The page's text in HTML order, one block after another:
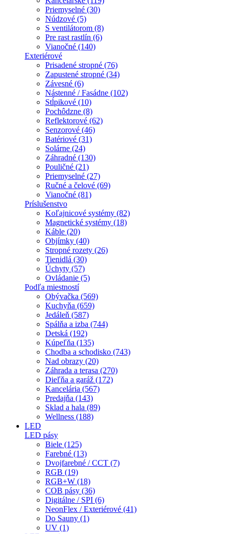
Priemyselné (30)
Núdzové (5)
S ventilátorom (8)
Pre rast rastlín (6)
Vianočné (140)
Exteriérové
Prisadené stropné (76)
Zapustené stropné (34)
Závesné (6)
Nástenné / Fasádne (102)
Stĺpikové (10)
Pochôdzne (8)
Reflektorové (62)
Senzorové (46)
Batériové (31)
Solárne (24)
Záhradné (130)
Pouličné (21)
Priemyselné (27)
Ručné a čelové (69)
Vianočné (81)
Príslušenstvo
Koľajnicové systémy (82)
Magnetické systémy (18)
Káble (20)
Objímky (40)
Stropné rozety (26)
Tienidlá (30)
Úchyty (57)
Ovládanie (5)
Podľa miestností
Obývačka (569)
Kuchyňa (659)
Jedáleň (587)
Spálňa a izba (744)
Detská (192)
Kúpeľňa (135)
Chodba a schodisko (743)
Nad obrazy (20)
Záhrada a terasa (270)
Dieľňa a garáž (172)
Kancelária (567)
Predajňa (143)
Sklad a hala (89)
Wellness (188)
LED
LED pásy
Biele (125)
Farebné (13)
Dvojfarebné / CCT (7)
RGB (19)
RGB+W (18)
COB pásy (36)
Digitálne / SPI (6)
NeonFlex / Exteriérové (41)
Do Sauny (1)
UV (1)